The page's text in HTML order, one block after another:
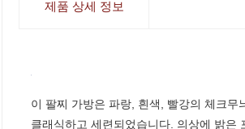
제품 상세 정보
이 팔찌 가방은 파랑, 흰색, 빨강의 체크무
클래식하고 세련되었습니다. 의상에 밝은